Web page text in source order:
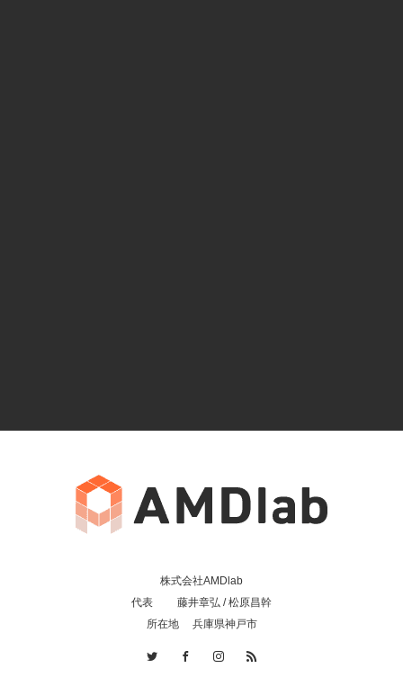
株式会社AMDlab
代表 藤井章弘 / 松原昌幹
所在地 兵庫県神戸市